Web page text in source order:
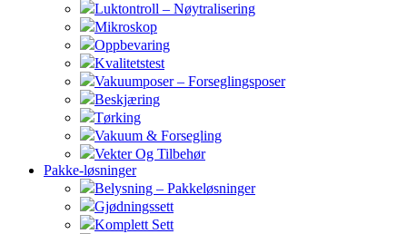
Luktontroll – Nøytralisering
Mikroskop
Oppbevaring
Kvalitetstest
Vakuumposer – Forseglingsposer
Beskjæring
Tørking
Vakuum & Forsegling
Vekter Og Tilbehør
Pakke-løsninger
Belysning – Pakkeløsninger
Gjødningssett
Komplett Sett